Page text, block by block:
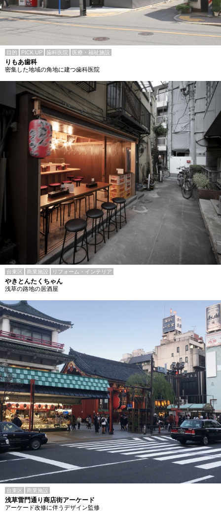
目的 PICK UP 歯科医院 医療・福祉施設
りもあ歯科
密集した地域の角地に建つ歯科医院
台東区 商業施設 リフォーム・インテリア
やきとんたくちゃん
浅草の路地の居酒屋
台東区 商業施設
浅草雷門通り商店街アーケード
アーケード改修に伴うデザイン監修